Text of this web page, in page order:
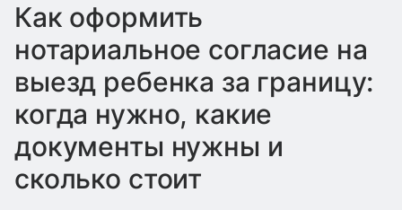
Как оформить
нотариальное согласие на
выезд ребенка за границу:
когда нужно, какие
документы нужны и
сколько стоит